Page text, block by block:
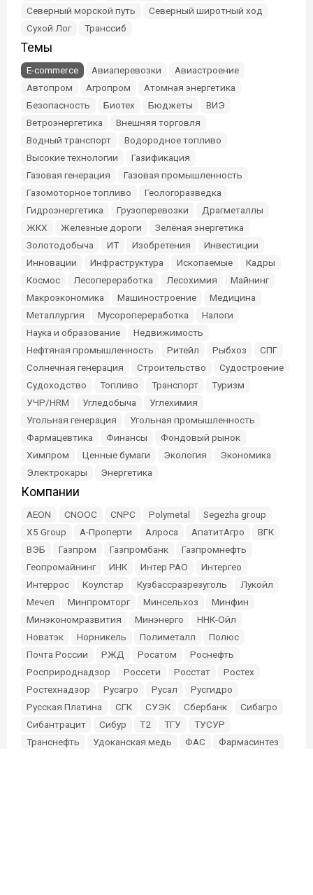
Северный морской путь
Северный широтный ход
Сухой Лог
Транссиб
Темы
E-commerce Авиаперевозки
Авиастроение
Автопром
Агропром
Атомная энергетика
Безопасность
Биотех Бюджеты
ВИЭ
Ветроэнергетика
Внешняя торговля
Водный транспорт
Водородное топливо
Высокие технологии
Газификация
Газовая генерация
Газовая промышленность
Газомоторное топливо
Геологоразведка
Гидроэнергетика
Грузоперевозки
Драгметаллы
ЖКХ
Железные дороги
Зелёная энергетика
Золотодобыча
ИТ Изобретения
Инвестиции
Инновации
Инфраструктура Ископаемые
Кадры
Космос
Лесопереработка Лесохимия
Майнинг
Макроэкономика
Машиностроение
Медицина
Металлургия
Мусоропереработка
Налоги
Наука и образование
Недвижимость
Нефтяная промышленность
Ритейл Рыбхоз
СПГ
Солнечная генерация
Строительство
Судостроение
Судоходство
Топливо Транспорт
Туризм
УЧР/HRM
Угледобыча
Углехимия
Угольная генерация
Угольная промышленность
Фармацевтика
Финансы
Фондовый рынок
Химпром
Ценные бумаги Экология
Экономика
Электрокары
Энергетика
Компании
AEON CNOOC CNPC Polymetal
Segezha group
X5 Group
А-Проперти Алроса АпатитАгро
ВГК
ВЭБ
Газпром Газпромбанк
Газпромнефть
Геопромайнинг
ИНК Интер РАО
Интергео
Интеррос
Коулстар Кузбассразрезуголь
Лукойл
Мечел
Минпромторг Минсельхоз
Минфин
Минэкономразвития
Минэнерго
ННК-Ойл
Новатэк
Норникель Полиметалл
Полюс
Почта России
РЖД Росатом
Роснефть
Росприроднадзор
Россети Росстат
Ростех
Ростехнадзор
Русагро Русал
Русгидро
Русская Платина
СГК СУЭК Сбербанк
Сибагро
Сибантрацит
Сибур Т2 ТГУ
ТУСУР
Транснефть
Удоканская медь ФАС
Фармасинтез